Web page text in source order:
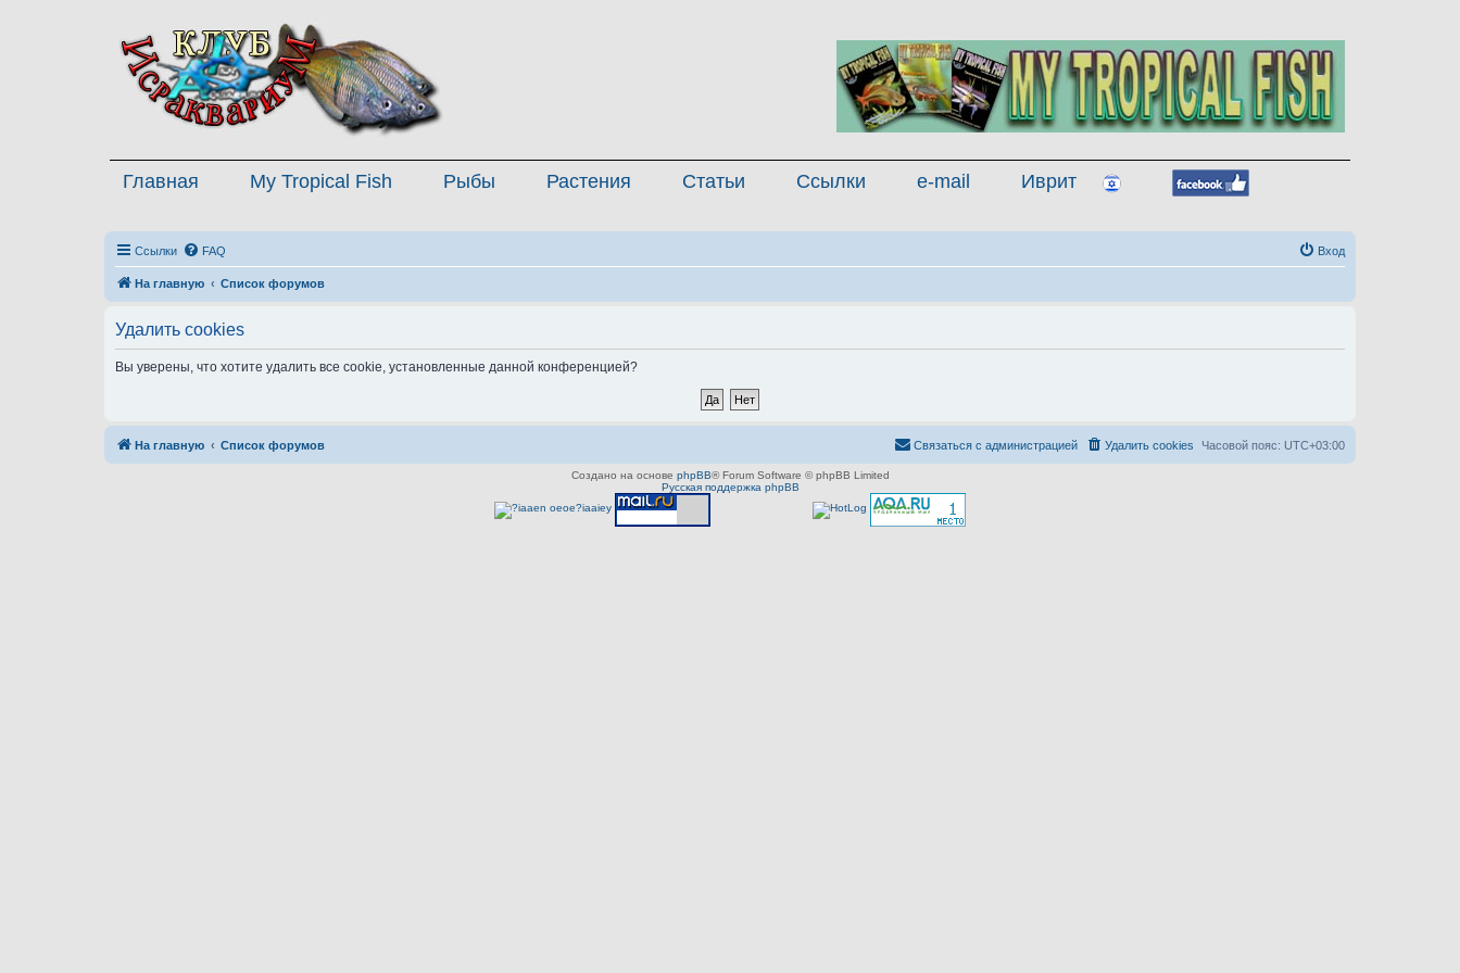
Главная My Tropical Fish Рыбы Растения Статьи Ссылки e-mail Иврит
Ссылки FAQ Вход
На главную Список форумов
Удалить cookies
Вы уверены, что хотите удалить все cookie, установленные данной конференцией?
На главную Список форумов Часовой пояс: UTC+03:00
Удалить cookies
Связаться с администрацией
Создано на основе phpBB® Forum Software © phpBB Limited
Русская поддержка phpBB